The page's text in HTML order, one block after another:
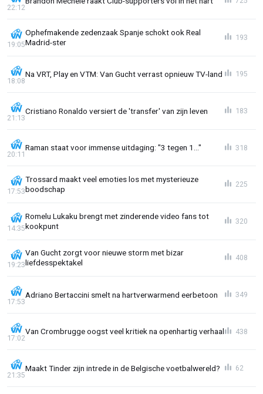
22:12
Ophefmakende zedenzaak Spanje schokt ook Real
Madrid-ster
19:05
193
Na VRT, Play en VTM: Van Gucht verrast opnieuw TV-land
18:08
195
Cristiano Ronaldo versiert de 'transfer' van zijn leven
21:13
183
Raman staat voor immense uitdaging: "3 tegen 1..."
20:11
318
Trossard maakt veel emoties los met mysterieuze
boodschap
17:53
225
Romelu Lukaku brengt met zinderende video fans tot
kookpunt
14:35
320
Van Gucht zorgt voor nieuwe storm met bizar
liefdesspektakel
19:23
408
Adriano Bertaccini smelt na hartverwarmend eerbetoon
17:53
349
Van Crombrugge oogst veel kritiek na openhartig verhaal
17:02
438
Maakt Tinder zijn intrede in de Belgische voetbalwereld?
21:35
62